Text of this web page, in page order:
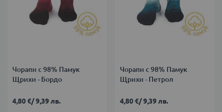
Чорапи с 98% Памук
Щрихи - Бордо
4,80 €/9,39 лв.
Чорапи с 98% Памук
Щрихи - Петрол
4,80 €/9,39 лв.